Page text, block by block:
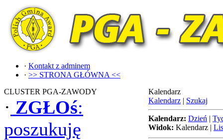
· Kontakt z adminem
· >> STRONA GŁÓWNA <<
CLUSTER PGA-ZAWODY
· ZGŁOś:
poszukuję
Kalendarz
Kalendarz | Szukaj
Kalendarz: Dzień |
Widok: Kalendarz |